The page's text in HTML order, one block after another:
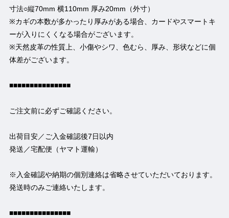
寸法○縦70mm 横110mm 厚み20mm（外寸）
※カギの本数が多かったり厚みがある場合、カードやスマートキ
ーが入りにくくなる場合がございます。
※天然皮革の性質上、小傷やシワ、色むら、厚み、形状などに個
体差がございます。
■■■■■■■■■■■■■■■
ご注文前に必ずご確認ください。
出荷目安／ご入金確認後7日以内
発送／宅配便（ヤマト運輸）
※入金確認や納期の個別連絡は省略させていただいております。
発送時のみご連絡いたします。
■■■■■■■■■■■■■■■